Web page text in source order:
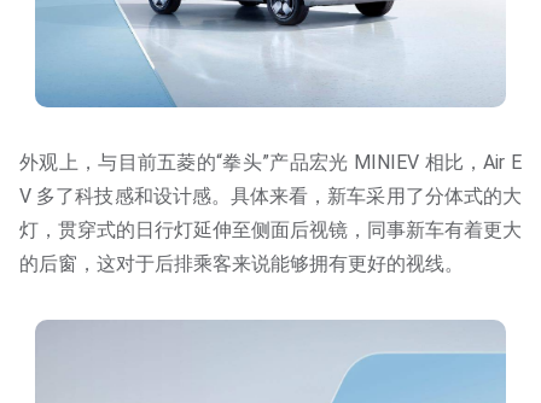
外观上，与目前五菱的“拳头”产品宏光 MINIEV 相比，Air E
V 多了科技感和设计感。具体来看，新车采用了分体式的大
灯，贯穿式的日行灯延伸至侧面后视镜，同事新车有着更大
的后窗，这对于后排乘客来说能够拥有更好的视线。